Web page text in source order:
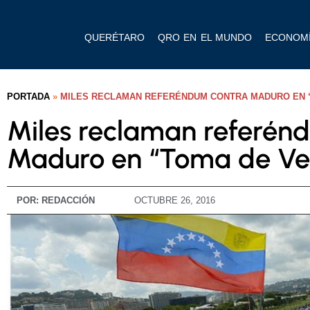
QUERÉTARO QRO EN EL MUNDO
PORTADA » MILES RECLAMAN REFERÉNDUM CONTRA MADURO
Miles reclaman
Maduro en “Toma de
POR: REDACCIÓN OCTUBRE 26, 2016